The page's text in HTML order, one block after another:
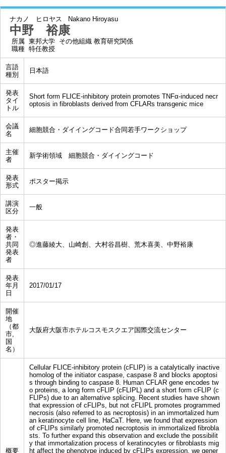
ナカノ ヒロヤス Nakano Hiroyasu
中野 裕康
所属 東邦大学 その他組織 教育研究関係
職種 特任教授
言語
種別
日本語
発表
タイ
トル
Short form FLICE-inhibitory protein promotes TNFα-induced necr
optosis in fibroblasts derived from CFLARs transgenic mice
会議
名
細胞競合・ダイイングコード合同若手ワークショップ
主催
者
新学術領域 細胞競合・ダイイングコード
発表
形式
ポスター掲示
講演
区分
一般
発表
者・
共同
発表
者
◎進藤綾大、山崎創、大村谷昌樹、荒木喜美、中野裕康
発表
年月
日
2017/01/17
開催
地
（都
市,
国
名）
大阪府大阪市ホテルコスモスクエア国際交流センター
概要
Cellular FLICE-inhibitory protein (cFLIP) is a catalytically inactive
homolog of the initiator caspase, caspase 8 and blocks apoptosi
s through binding to caspase 8. Human CFLAR gene encodes tw
o proteins, a long form cFLIP (cFLIPL) and a short form cFLIP (c
FLIPs) due to an alternative splicing. Recent studies have shown
that expression of cFLIPs, but not cFLIPL promotes programmed
necrosis (also referred to as necroptosis) in an immortalized hum
an keratinocyte cell line, HaCaT. Here, we found that expression
of cFLIPs similarly promoted necroptosis in immortalized fibrobla
sts. To further expand this observation and exclude the possibilit
y that immortalization process of keratinocytes or fibroblasts mig
ht affect the phenotype induced by cFLIPs expression, we gener